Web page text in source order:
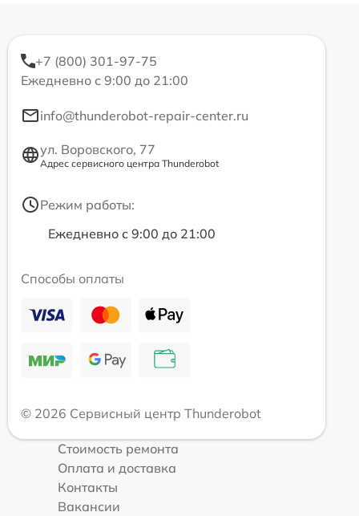
+7 (800) 301-97-75
Ежедневно с 9:00 до 21:00
info@thunderobot-repair-center.ru
ул. Воровского, 77
Адрес сервисного центра Thunderobot
Режим работы:
Ежедневно с 9:00 до 21:00
Способы оплаты
© 2026 Сервисный центр Thunderobot
Стоимость ремонта
Оплата и доставка
Контакты
Вакансии